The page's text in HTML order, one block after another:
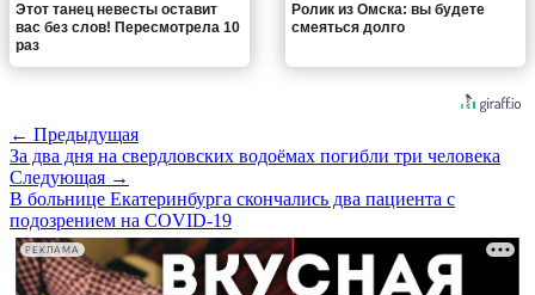
Этот танец невесты оставит
вас без слов! Пересмотрела 10
раз
Ролик из Омска: вы будете
смеяться долго
← Предыдущая
За два дня на свердловских водоёмах погибли три человека
Следующая →
В больнице Екатеринбурга скончались два пациента с
подозрением на COVID-19
РЕКЛАМА